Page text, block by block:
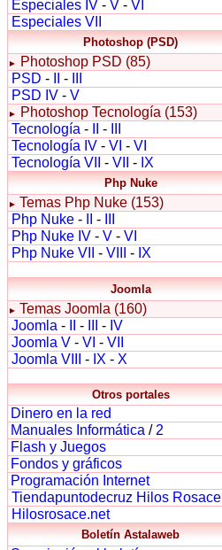
Especiales IV - V - VI
Especiales VII
Photoshop (PSD)
►
Photoshop PSD (85)
PSD - -
PSD IV - V
►
Photoshop Tecnología (153)
Tecnología - -
Tecnología IV - VI - VI
Tecnología VII
- VII - IX
Php Nuke
► Temas Php Nuke (153)
Php Nuke - -
Php Nuke IV - V - VI
Php Nuke VII
- VIII - IX
Joomla
► Temas Joomla (160)
Joomla - - - IV
Joomla V - VI - VII
Joomla VIII
- IX - X
Otros portales
Dinero en la red
Manuales Informática / 2
Flash y Juegos
Fondos y gráficos
Programación Internet
Tiendapuntodecruz Hilos Rosace
Hilosrosace.net
Boletín Astalaweb